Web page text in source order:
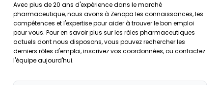
Avec plus de 20 ans d'expérience dans le marché
pharmaceutique, nous avons à Zenopa les connaissances, les
compétences et l'expertise pour aider à trouver le bon emploi
pour vous. Pour en savoir plus sur les rôles pharmaceutiques
actuels dont nous disposons, vous pouvez rechercher les
derniers rôles d'emploi, inscrivez vos coordonnées, ou contactez
l'équipe aujourd'hui.